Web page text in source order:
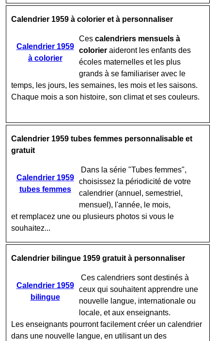
Calendrier 1959 à colorier et à personnaliser
Calendrier 1959
à colorier
Ces calendriers mensuels à
colorier aideront les enfants des
écoles maternelles et les plus
grands à se familiariser avec le
temps, les jours, les semaines, les mois et les saisons.
Chaque mois a son histoire, son climat et ses couleurs.
Calendrier 1959 tubes femmes personnalisable et
gratuit
Calendrier 1959
tubes femmes
Dans la série "Tubes femmes",
choisissez la périodicité de votre
calendrier (annuel, semestriel,
mensuel), l'année, le mois,
et remplacez une ou plusieurs photos si vous le
souhaitez...
Calendrier bilingue 1959 gratuit à personnaliser
Calendrier 1959
bilingue
Ces calendriers sont destinés à
ceux qui souhaitent apprendre une
nouvelle langue, internationale ou
locale, et aux enseignants.
Les enseignants pourront facilement créer un calendrier
dans une nouvelle langue, en utilisant un des